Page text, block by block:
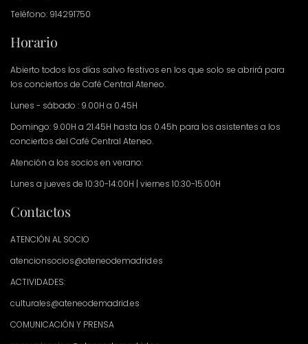
Teléfono: 914291750
Horario
Abierto todos los días salvo festivos en los que solo se abrirá para
los conciertos de Café Central Ateneo.
Lunes - sábado : 9.00H a 0.45H
Domingo: 9.00H a 21.45H hasta las 0.45h para los asistentes a los
conciertos del Café Central Ateneo.
Atención a los socios en verano:
Lunes a jueves de 10:30-14:00H | viernes 10:30-15:00H
Contactos
ATENCIÓN AL SOCIO
atencionsocios@ateneodemadrid.es
ACTIVIDADES:
culturales@ateneodemadrid.es
COMUNICACIÓN Y PRENSA